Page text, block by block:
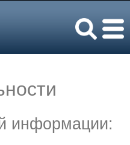
информации: